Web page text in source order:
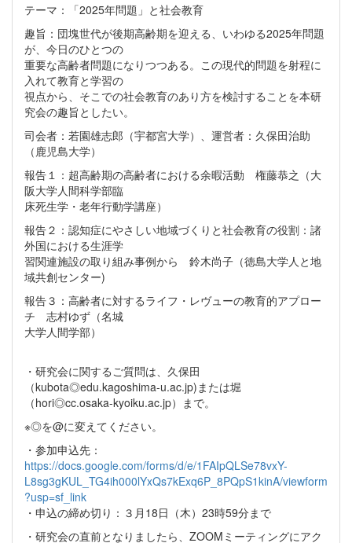
テーマ：「2025年問題」と社会教育
趣旨：団塊世代が後期高齢期を迎える、いわゆる2025年問題
が、今日のひとつの
重要な高齢者問題になりつつある。この現代的問題を射程に
入れて教育と学習の
視点から、そこでの社会教育のあり方を検討することを本研
究会の趣旨としたい。
司会者：若園雄志郎（宇都宮大学）、運営者：久保田治助
（鹿児島大学）
報告１：超高齢期の高齢者における余暇活動 権藤恭之（大
阪大学人間科学部臨
床死生学・老年行動学講座）
報告２：認知症にやさしい地域づくりと社会教育の役割：諸
外国における生涯学
習関連施設の取り組み事例から 鈴木尚子（徳島大学人と地
域共創センター)
報告３：高齢者に対するライフ・レヴューの教育的アプロー
チ 志村ゆず（名城
大学人間学部）
・研究会に関するご質問は、久保田
（kubota◎edu.kagoshima-u.ac.jp)または堀
（hori◎cc.osaka-kyoiku.ac.jp）まで。
※◎を@に変えてください。
・参加申込先：
https://docs.google.com/forms/d/e/1FAIpQLSe78vxY-
L8sg3gKUL_TG4ih000lYxQs7kExq6P_8PQpS1kinA/viewform
?usp=sf_link
・申込の締め切り：３月18日（木）23時59分まで
・研究会の直前となりましたら、ZOOMミーティングにアク